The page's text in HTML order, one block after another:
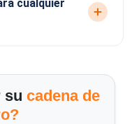
cualquier
su cadena de